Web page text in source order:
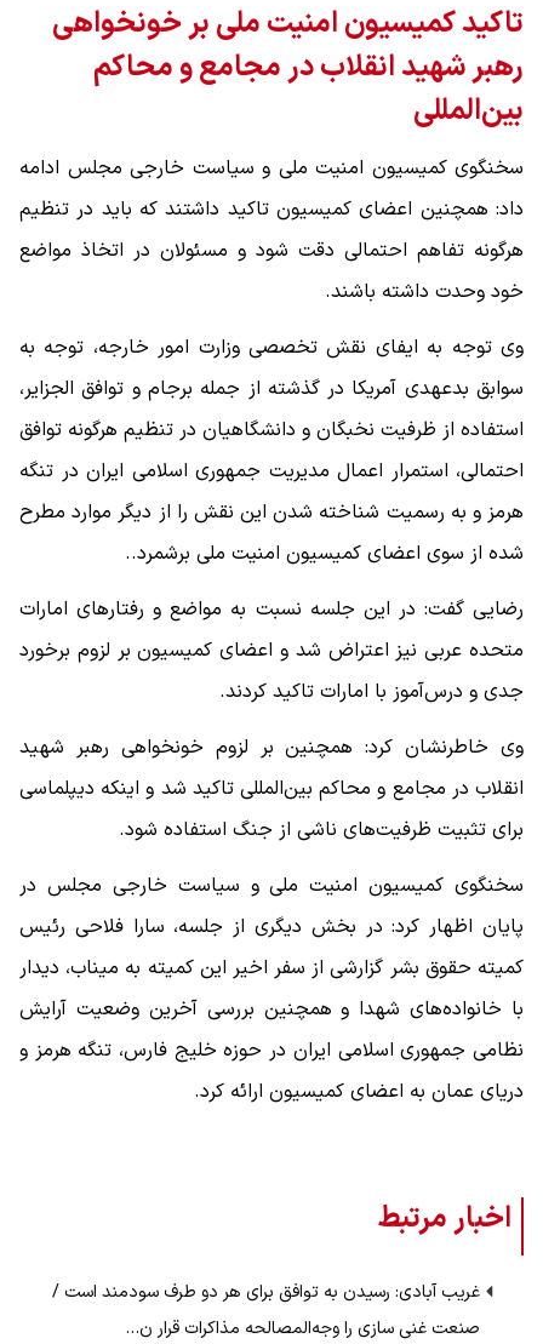
تاکید کمیسیون امنیت ملی بر خونخواهی
رهبر شهید انقلاب در مجامع و محاکم
بین‌المللی
سخنگوی کمیسیون امنیت ملی و سیاست خارجی مجلس ادامه
داد: همچنین اعضای کمیسیون تاکید داشتند که باید در تنظیم
هرگونه تفاهم احتمالی دقت شود و مسئولان در اتخاذ مواضع
خود وحدت داشته باشند.
وی توجه به ایفای نقش تخصصی وزارت امور خارجه، توجه به
سوابق بدعهدی آمریکا در گذشته از جمله برجام و توافق الجزایر،‌
استفاده از ظرفیت نخبگان و دانشگاهیان در تنظیم هرگونه توافق
احتمالی، استمرار اعمال مدیریت جمهوری اسلامی ایران در تنگه
هرمز و به رسمیت شناخته شدن این نقش را از دیگر موارد مطرح
شده از سوی اعضای کمیسیون امنیت ملی برشمرد..
رضایی گفت: در این جلسه نسبت به مواضع و رفتارهای امارات
متحده عربی نیز اعتراض شد و اعضای کمیسیون بر لزوم برخورد
جدی و درس‌آموز با امارات تاکید کردند.
وی خاطرنشان کرد: همچنین بر لزوم خونخواهی رهبر شهید
انقلاب در مجامع و محاکم بین‌المللی تاکید شد و اینکه دیپلماسی
برای تثبیت ظرفیت‌های ناشی از جنگ استفاده شود.
سخنگوی کمیسیون امنیت ملی و سیاست خارجی مجلس در
پایان اظهار کرد: در بخش دیگری از جلسه، سارا فلاحی رئیس
کمیته حقوق بشر گزارشی از سفر اخیر این کمیته به میناب، دیدار
با خانواده‌های شهدا و همچنین بررسی آخرین وضعیت آرایش
نظامی جمهوری اسلامی ایران در حوزه خلیج فارس، تنگه هرمز و
دریای عمان به اعضای کمیسیون ارائه کرد.
اخبار مرتبط
غریب آبادی: رسیدن به توافق برای هر دو طرف سودمند است /
صنعت غنی سازی را وجه‌المصالحه مذاکرات قرار ن…